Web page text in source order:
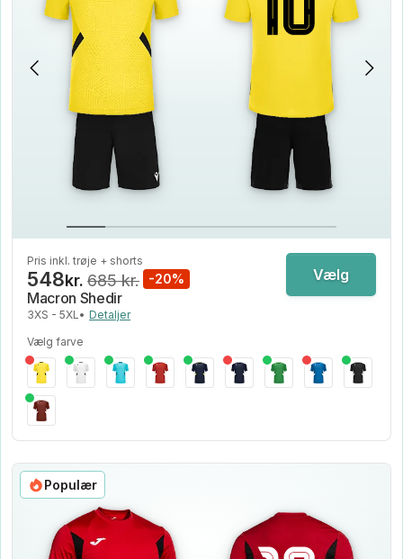
Pris inkl. trøje + shorts
548kr. 685 kr. -20%
Macron Shedir
3XS - 5XL• Detaljer
Vælg
Vælg farve
Populær